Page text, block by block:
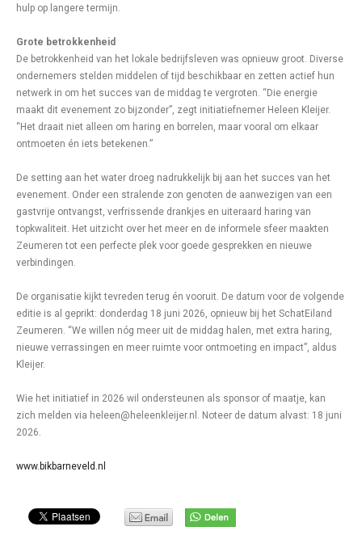
hulp op langere termijn.
Grote betrokkenheid
De betrokkenheid van het lokale bedrijfsleven was opnieuw groot. Diverse
ondernemers stelden middelen of tijd beschikbaar en zetten actief hun
netwerk in om het succes van de middag te vergroten. “Die energie
maakt dit evenement zo bijzonder”, zegt initiatiefnemer Heleen Kleijer.
“Het draait niet alleen om haring en borrelen, maar vooral om elkaar
ontmoeten én iets betekenen.”
De setting aan het water droeg nadrukkelijk bij aan het succes van het
evenement. Onder een stralende zon genoten de aanwezigen van een
gastvrije ontvangst, verfrissende drankjes en uiteraard haring van
topkwaliteit. Het uitzicht over het meer en de informele sfeer maakten
Zeumeren tot een perfecte plek voor goede gesprekken en nieuwe
verbindingen.
De organisatie kijkt tevreden terug én vooruit. De datum voor de volgende
editie is al geprikt: donderdag 18 juni 2026, opnieuw bij het SchatEiland
Zeumeren. “We willen nóg meer uit de middag halen, met extra haring,
nieuwe verrassingen en meer ruimte voor ontmoeting en impact”, aldus
Kleijer.
Wie het initiatief in 2026 wil ondersteunen als sponsor of maatje, kan
zich melden via heleen@heleenkleijer.nl. Noteer de datum alvast: 18 juni
2026.
www.bikbarneveld.nl